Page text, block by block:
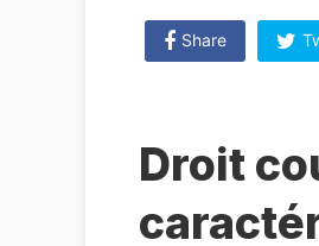
Share
Droit